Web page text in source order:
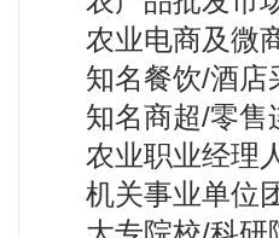
农业电商及微
知名餐饮/酒店
知名商超/零售
农业职业经理
机关事业单位